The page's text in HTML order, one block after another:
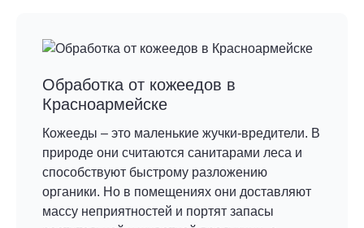
Обработка от кожеедов в
Красноармейске
Кожееды – это маленькие жучки-вредители. В
природе они считаются санитарами леса и
способствуют быстрому разложению
органики. Но в помещениях они доставляют
массу неприятностей и портят запасы